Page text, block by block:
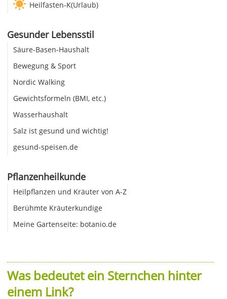
Heilfasten-K(Urlaub)
Gesunder Lebensstil
Säure-Basen-Haushalt
Bewegung & Sport
Nordic Walking
Gewichtsformeln (BMI, etc.)
Wasserhaushalt
Salz ist gesund und wichtig!
gesund-speisen.de
Pflanzenheilkunde
Heilpflanzen und Kräuter von A-Z
Berühmte Kräuterkundige
Meine Gartenseite: botanio.de
Was bedeutet ein Sternchen hinter
einem Link?